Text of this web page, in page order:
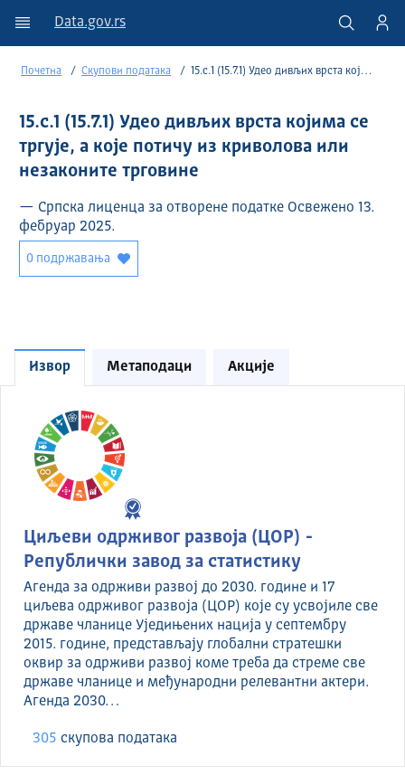
Data.gov.rs
Почетна Скупови података 15.c.1 (15.7.1) Удео дивљих врста којима се тргује, а које потичу из криволова или незаконите трговине
15.c.1 (15.7.1) Удео дивљих врста којима се
тргује, а које потичу из криволова или
незаконите трговине
— Српска лиценца за отворене податке Освежено 13.
фебруар 2025.
0 подржавања
Извор Метаподаци Акције
Циљеви одрживог развоја (ЦОР) -
Републички завод за статистику
Агенда за одрживи развој до 2030. године и 17
циљева одрживог развоја (ЦОР) које су усвојиле све
државе чланице Уједињених нација у септембру
2015. године, представљају глобални стратешки
оквир за одрживи развој коме треба да стреме све
државе чланице и међународни релевантни актери.
Агенда 2030…
305 скуповa података